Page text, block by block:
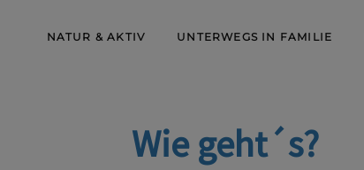
NATUR & AKTIV UNTERWEGS IN FAMILIE
Wie geht´s?